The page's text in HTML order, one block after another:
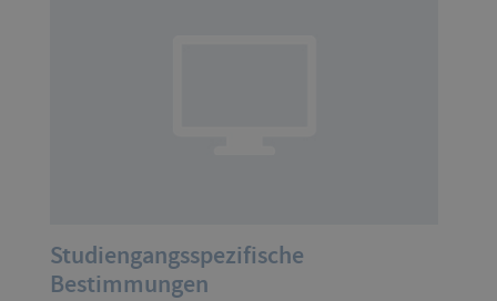
Studiengangsspezifische
Bestimmungen